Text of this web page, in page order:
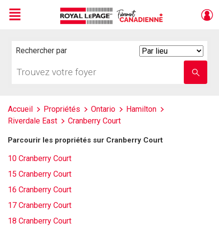
Menu
Rechercher par
votre
nom
Accueil Propriétés Ontario
Hamilton
Riverdale East
Cranberry Court
Parcourir les propriétés sur Cranberry Court
10 Cranberry Court
15 Cranberry Court
16 Cranberry Court
17 Cranberry Court
18 Cranberry Court